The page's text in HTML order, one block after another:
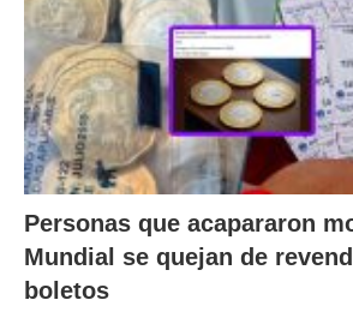
Personas que acapararon
Mundial se quejan de
boletos